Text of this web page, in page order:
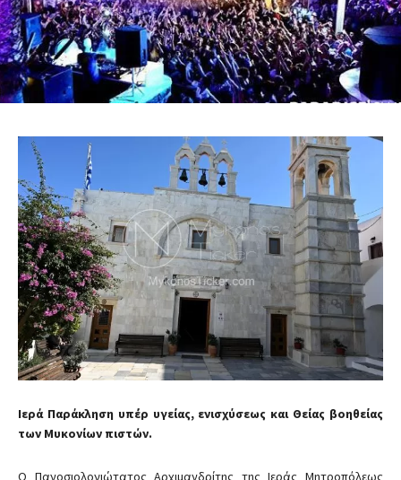
Ιερά Παράκληση υπέρ υγείας, ενισχύσεως και Θείας βοηθείας
των Μυκονίων πιστών.
Ο Πανοσιολογιώτατος Αρχιμανδρίτης της Ιεράς Μητροπόλεως